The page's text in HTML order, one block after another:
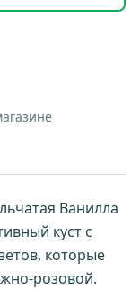
Ванилла
куст с
которые
розовой.